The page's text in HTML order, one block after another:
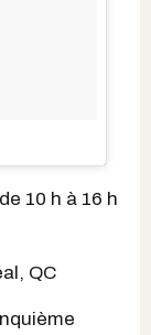
10 h à 16 h
QC